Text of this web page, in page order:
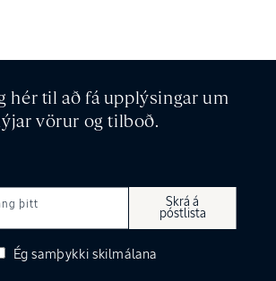
hér til að fá upplýsingar um
vörur og tilboð.
þitt
Skrá á
póstlista
Ég samþykki skilmálana